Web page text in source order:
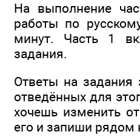
На выполнение
работы по
минут. Часть 1
задания.
Ответы на задания
отведённых для
хочешь изменить
его и запиши рядом